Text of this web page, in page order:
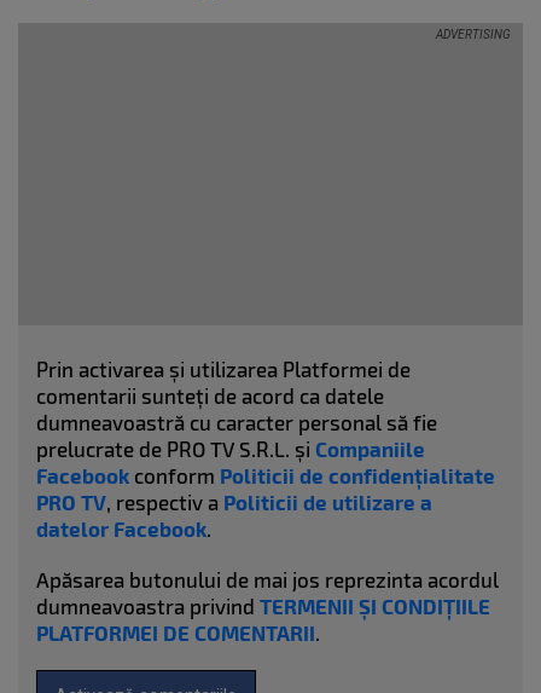
Prin activarea și utilizarea Platformei de
comentarii sunteți de acord ca datele
dumneavoastră cu caracter personal să fie
prelucrate de PRO TV S.R.L. și Companiile
Facebook conform Politicii de confidențialitate
PRO TV , respectiv a Politicii de utilizare a
datelor Facebook
Apăsarea butonului de mai jos reprezinta acordul
dumneavoastra privind TERMENII ȘI CONDIȚIILE
PLATFORMEI DE COMENTARII